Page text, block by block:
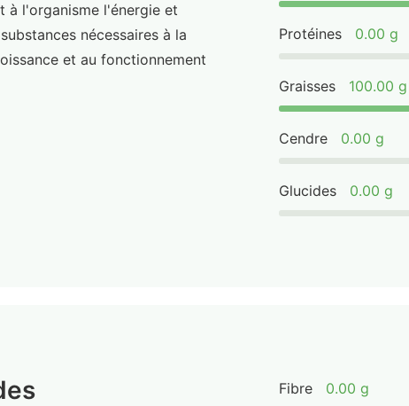
à l'organisme l'énergie et
nécessaires à la
et au fonctionnement
Protéines 0.00 g
Graisses 100.00 g
Cendre 0.00 g
Glucides 0.00 g
Fibre 0.00 g